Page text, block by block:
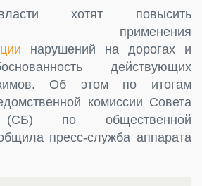
хотят повысить
применения
нарушений на дорогах и
действующих
Об этом по итогам
комиссии Совета
(СБ) по общественной
пресс-служба аппарата